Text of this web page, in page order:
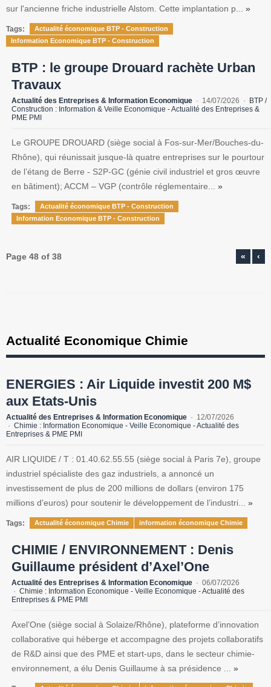
sur l'ancienne friche industrielle Alstom. Cette implantation p... »
Tags:
Actualité économique BTP - Construction
Information Economique BTP - Construction
BTP : le groupe Drouard rachète Urban
Travaux
Actualité des Entreprises & Information Economique 14/07/2026
BTP /
Construction : Information & Veille Economique - Actualité des Entreprises &
PME PMI
Le GROUPE DROUARD (siège social à Fos-sur-Mer/Bouches-du-
Rhône), qui réunissait jusque-là quatre entreprises sur le pourtour
de l’étang de Berre - S2P-GC (génie civil industriel et gros œuvre
en bâtiment); ACCM – VGP (contrôle réglementaire... »
Tags:
Actualité économique BTP - Construction
Information Economique BTP - Construction
Page 48 of 38 « ‹
Actualité Economique Chimie
ENERGIES : Air Liquide investit 200 M$
aux Etats-Unis
Actualité des Entreprises & Information Economique
12/07/2026
Chimie : Information Economique - Veille Economique - Actualité des
Entreprises & PME PMI
AIR LIQUIDE / T : 01.40.62.55.55 (siège social à Paris 7e), groupe
industriel spécialiste des gaz industriels, a annoncé un
investissement de plus de 200 millions de dollars (environ 175
millions d'euros) pour soutenir le développement de l’industri... »
Tags: Actualité économique Chimie information économique Chimie
CHIMIE / ENVIRONNEMENT : Denis
Guillaume président d’Axel’One
Actualité des Entreprises & Information Economique
06/07/2026
Chimie : Information Economique - Veille Economique - Actualité des
Entreprises & PME PMI
Axel’One (siège social à Solaize/Rhône), plateforme d’innovation
collaborative qui héberge et accompagne des projets collaboratifs
de R&D ainsi que des PME et start-ups, dans le secteur chimie-
environnement, a élu Denis Guillaume à sa présidence ... »